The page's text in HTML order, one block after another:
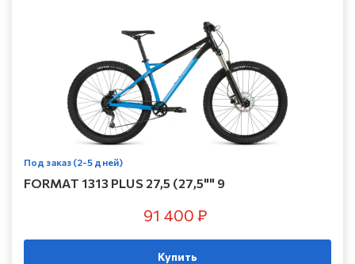
Под заказ (2-5 дней)
FORMAT 1313 PLUS 27,5 (27,5"" 9
91 400 ₽
Купить